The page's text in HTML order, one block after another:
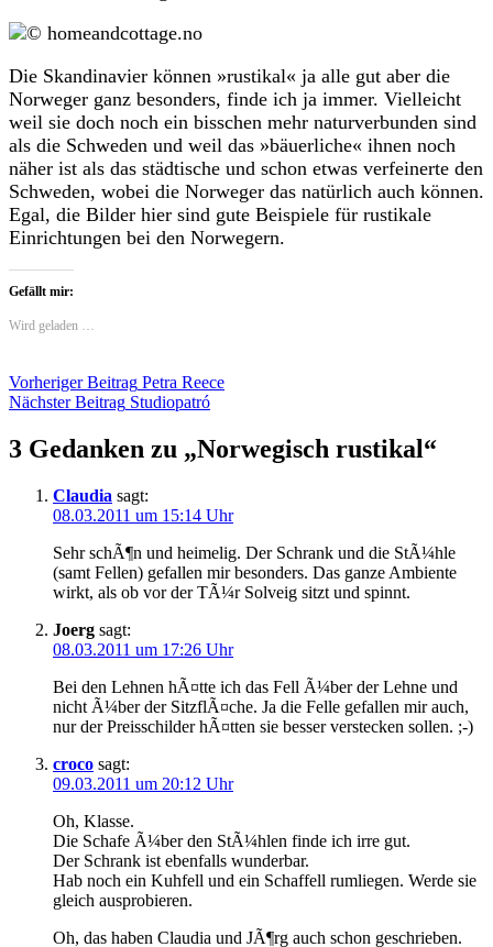
Die Skandinavier können »rustikal« ja alle gut aber die
Norweger ganz besonders, finde ich ja immer. Vielleicht
weil sie doch noch ein bisschen mehr naturverbunden sind
als die Schweden und weil das »bäuerliche« ihnen noch
näher ist als das städtische und schon etwas verfeinerte den
Schweden, wobei die Norweger das natürlich auch können.
Egal, die Bilder hier sind gute Beispiele für rustikale
Einrichtungen bei den Norwegern.
Gefällt mir:
Wird geladen …
Beitragsnavigation
Vorheriger Beitrag Petra Reece
Nächster Beitrag Studiopatró
3 Gedanken zu „Norwegisch rustikal“
Claudia sagt:
08.03.2011 um 15:14 Uhr
Sehr schÃ¶n und heimelig. Der Schrank und die StÃ¼hle
(samt Fellen) gefallen mir besonders. Das ganze Ambiente
wirkt, als ob vor der TÃ¼r Solveig sitzt und spinnt.
Joerg sagt:
08.03.2011 um 17:26 Uhr
Bei den Lehnen hÃ¤tte ich das Fell Ã¼ber der Lehne und
nicht Ã¼ber der SitzflÃ¤che. Ja die Felle gefallen mir auch,
nur der Preisschilder hÃ¤tten sie besser verstecken sollen. ;-)
croco sagt:
09.03.2011 um 20:12 Uhr
Oh, Klasse.
Die Schafe Ã¼ber den StÃ¼hlen finde ich irre gut.
Der Schrank ist ebenfalls wunderbar.
Hab noch ein Kuhfell und ein Schaffell rumliegen. Werde sie
gleich ausprobieren.
Oh, das haben Claudia und JÃ¶rg auch schon geschrieben.